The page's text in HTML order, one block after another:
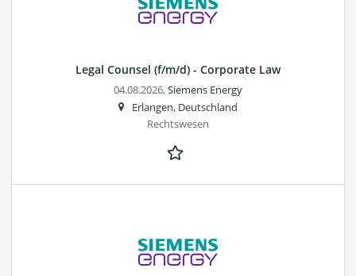
Legal Counsel (f/m/d) - Corporate Law
04.08.2026,Siemens Energy
Erlangen, Deutschland
Rechtswesen